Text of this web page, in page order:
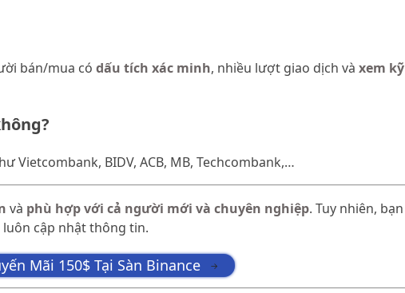
bán/mua có dấu tích xác minh, nhiều lượt giao dịch và xem kỹ
Vietcombank, BIDV, ACB, MB, Techcombank,…
và phù hợp với cả người mới và chuyên nghiệp. Tuy nhiên, bạn
cập nhật thông tin.
Mãi 150$ Tại Sàn Binance →